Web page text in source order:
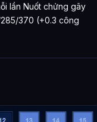
lần Nuốt chửng gây
370 (+0.3 công